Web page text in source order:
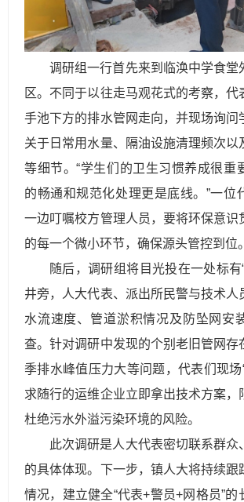
调研组一行首先来到临涣中学食堂
区。不同于以往走马观花式的考察，代
手池下方的排水管网走向，并现场询问
关于日常用水量、隔油设施清理频次以
等细节。“学生们的卫生习惯养成很重
的畅通和规范化处理更是底线。”一位
一边叮嘱校方管理人员，要将环保意识
的每一个微小环节，确保源头管控到位。
随后，调研组将目光投在一处标有
井旁，人大代表、派出所民警与技术人
水流速度、管道淤积情况及防坠网安
查。针对调研中发现的个别老旧管网存
季排水峰值压力大等问题，代表们现场
求随行的运维企业立即拿出技术方案，
杜绝污水外溢污染环境的风险。
此次调研是人大代表密切联系群众
的具体体现。下一步，镇人大将持续跟
情况，建立健全“代表+警员+网格员”的